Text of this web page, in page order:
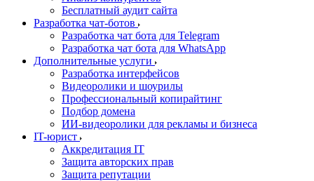
Бесплатный аудит сайта
Разработка чат-ботов
Разработка чат бота для Telegram
Разработка чат бота для WhatsApp
Дополнительные услуги
Разработка интерфейсов
Видеоролики и шоурилы
Профессиональный копирайтинг
Подбор домена
ИИ-видеоролики для рекламы и бизнеса
IT-юрист
Аккредитация IT
Защита авторских прав
Защита репутации